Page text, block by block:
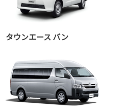
タウンエース バン